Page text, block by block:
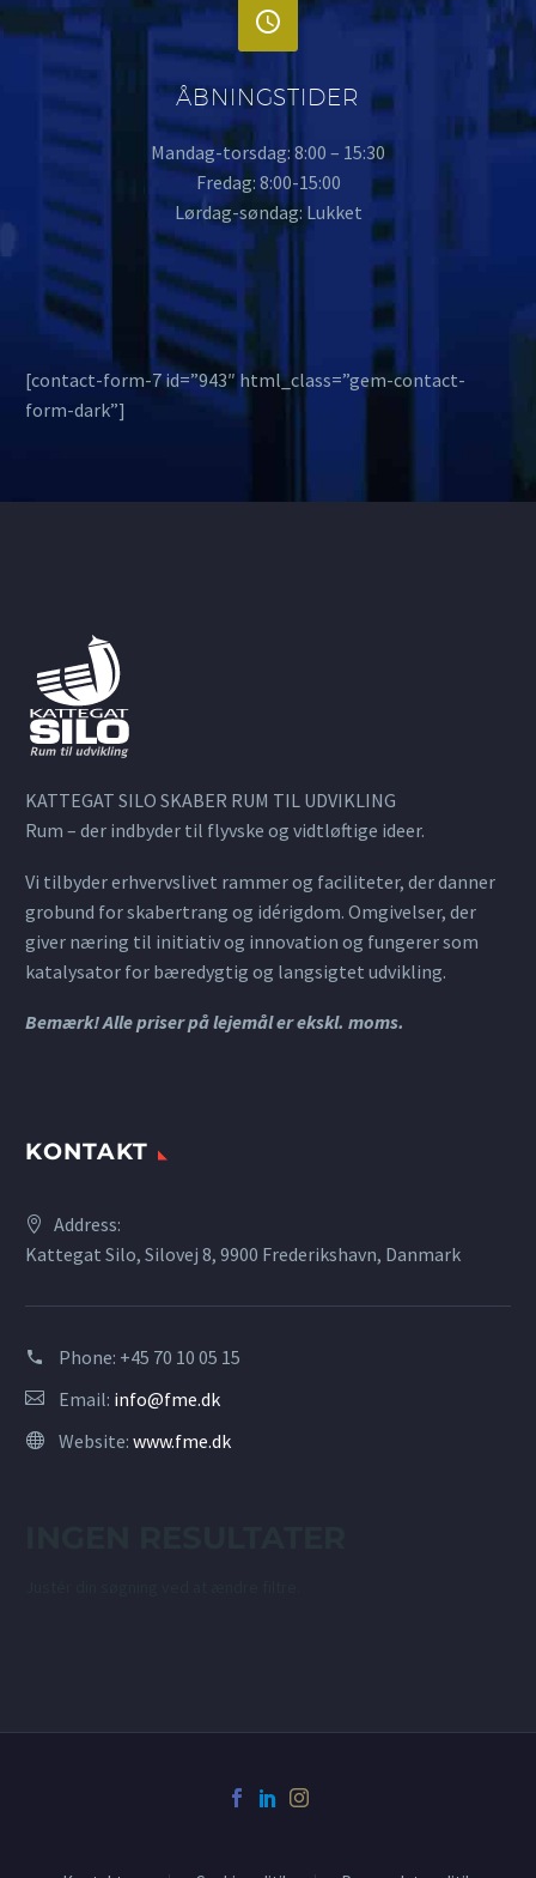


ÅBNINGSTIDER
Mandag-torsdag: 8:00 – 15:30
Fredag: 8:00-15:00
Lørdag-søndag: Lukket
[contact-form-7 id=”943″ html_class=”gem-contact-
form-dark”]
KATTEGAT SILO SKABER RUM TIL UDVIKLING
Rum – der indbyder til flyvske og vidtløftige ideer.
Vi tilbyder erhvervslivet rammer og faciliteter, der danner
grobund for skabertrang og idérigdom. Omgivelser, der
giver næring til initiativ og innovation og fungerer som
katalysator for bæredygtig og langsigtet udvikling.
Bemærk! Alle priser på lejemål er ekskl. moms.
KONTAKT
Address:
Kattegat Silo, Silovej 8, 9900 Frederikshavn, Danmark
Phone: +45 70 10 05 15
Email: info@fme.dk
Website: www.fme.dk